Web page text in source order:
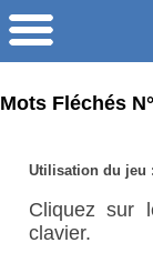
Mots Fléchés
Utilisation du jeu :
Cliquez sur
clavier.